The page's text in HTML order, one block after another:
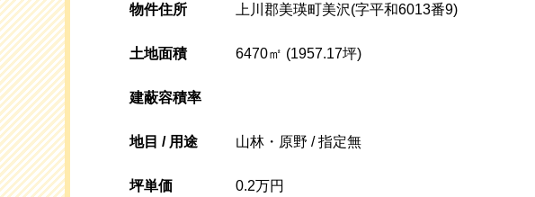
物件住所 上川郡美瑛町美沢(字平和6013番9)
土地面積 6470㎡ (1957.17坪)
建蔽容積率
地目 / 用途 山林・原野 / 指定無
坪単価 0.2万円